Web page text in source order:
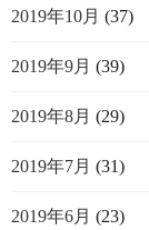
2019年10月 (37)
2019年9月 (39)
2019年8月 (29)
2019年7月 (31)
2019年6月 (23)